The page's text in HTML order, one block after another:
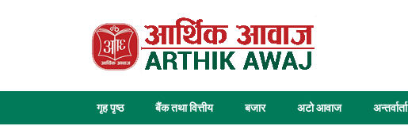
गृह पृष्ठ बैंक तथा वित्तीय बजार अटो आवाज अन्तर्वार्ता